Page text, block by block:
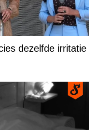
dezelfde irritatie